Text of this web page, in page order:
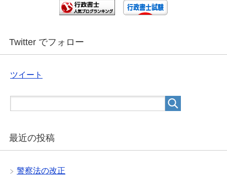
Twitter でフォロー
ツイート
最近の投稿
警察法の改正